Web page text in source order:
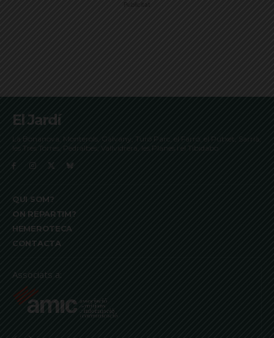
Publicitat
El Jardí
La Bonanova, Monterols, Galvany, Turó Parc, el Farró, el Putxet, Sarrià,
les Tres Torres, Pedralbes, Vallvidrera, les Planes i el Tibidabo
QUI SOM?
ON REPARTIM?
HEMEROTECA
CONTACTA
Associats a: